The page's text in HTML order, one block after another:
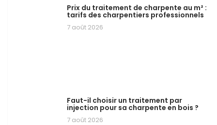
Prix du traitement de charpente au m² :
tarifs des charpentiers professionnels
7 août 2026
Faut-il choisir un traitement par
injection pour sa charpente en bois ?
7 août 2026